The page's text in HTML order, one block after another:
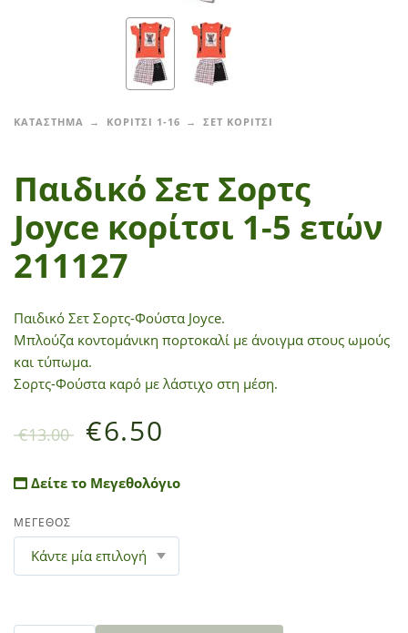
ΚΑΤΑΣΤΗΜΑ ΚΟΡΙΤΣΙ 1-16 ΣΕΤ ΚΟΡΙΤΣΙ
Παιδικό Σετ Σορτς
Joyce κορίτσι 1-5 ετών
211127
Παιδικό Σετ Σορτς-Φούστα Joyce.
Μπλούζα κοντομάνικη πορτοκαλί με άνοιγμα στους ωμούς
και τύπωμα.
Σορτς-Φούστα καρό με λάστιχο στη μέση.
€13.00 €6.50
Δείτε το Μεγεθολόγιο
ΜΕΓΕΘΟΣ